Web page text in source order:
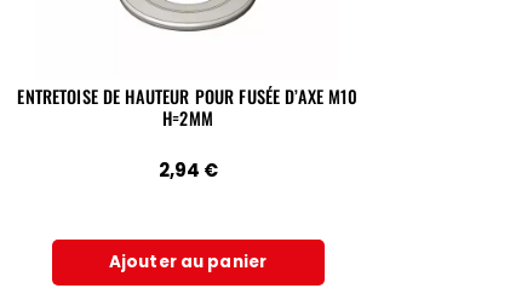
ENTRETOISE DE HAUTEUR POUR FUSÉE D’AXE M10
H=2MM
2,94 €
Ajouter au panier